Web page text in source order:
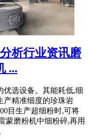
析行业资讯磨
...
优选设备。其能耗低,细
产精准细度的珍珠岩
目生产超细粉时,可将
蒙磨粉机中细粉碎,再用